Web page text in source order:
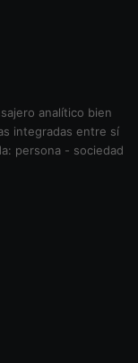
analítico bien
integradas entre sí
persona - sociedad